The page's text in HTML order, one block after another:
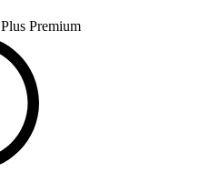
Plus Premium